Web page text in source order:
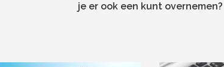
je er ook een kunt overnemen?